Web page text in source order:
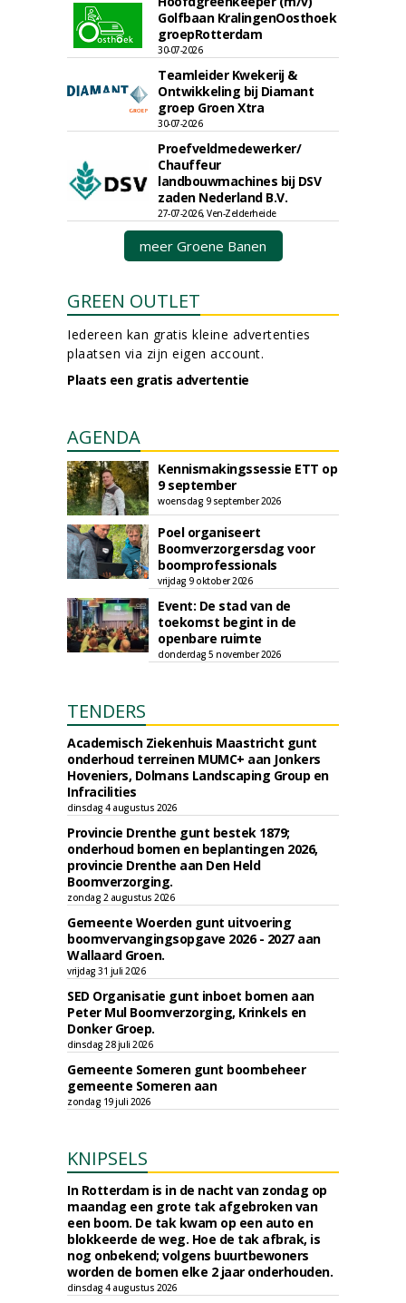
Golfbaan KralingenOosthoek
groepRotterdam
30-07-2026
Teamleider Kwekerij &
Ontwikkeling bij Diamant
groep Groen Xtra
30-07-2026
Proefveldmedewerker/
Chauffeur
landbouwmachines bij DSV
zaden Nederland B.V.
27-07-2026, Ven-Zelderheide
meer Groene Banen
GREEN OUTLET
Iedereen kan gratis kleine advertenties
plaatsen via zijn eigen account.
Plaats een gratis advertentie
AGENDA
Kennismakingssessie ETT op
9 september
woensdag 9 september 2026
Poel organiseert
Boomverzorgersdag voor
boomprofessionals
vrijdag 9 oktober 2026
Event: De stad van de
toekomst begint in de
openbare ruimte
donderdag 5 november 2026
TENDERS
Academisch Ziekenhuis Maastricht gunt
onderhoud terreinen MUMC+ aan Jonkers
Hoveniers, Dolmans Landscaping Group en
Infracilities
dinsdag 4 augustus 2026
Provincie Drenthe gunt bestek 1879;
onderhoud bomen en beplantingen 2026,
provincie Drenthe aan Den Held
Boomverzorging.
zondag 2 augustus 2026
Gemeente Woerden gunt uitvoering
boomvervangingsopgave 2026 - 2027 aan
Wallaard Groen.
vrijdag 31 juli 2026
SED Organisatie gunt inboet bomen aan
Peter Mul Boomverzorging, Krinkels en
Donker Groep.
dinsdag 28 juli 2026
Gemeente Someren gunt boombeheer
gemeente Someren aan
zondag 19 juli 2026
KNIPSELS
In Rotterdam is in de nacht van zondag op
maandag een grote tak afgebroken van
een boom. De tak kwam op een auto en
blokkeerde de weg. Hoe de tak afbrak, is
nog onbekend; volgens buurtbewoners
worden de bomen elke 2 jaar onderhouden.
dinsdag 4 augustus 2026